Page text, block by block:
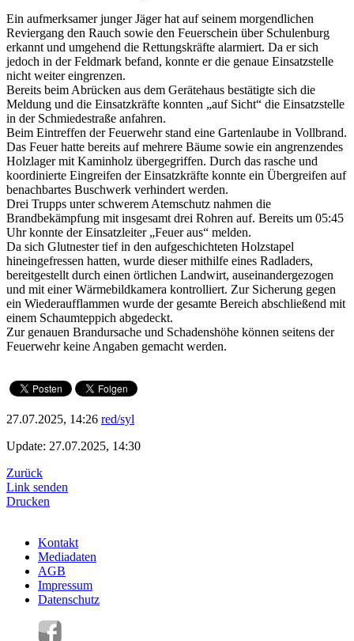
Ein aufmerksamer junger Jäger hat auf seinem morgendlichen
Reviergang den Rauch sowie den Feuerschein über Schulenburg
erkannt und umgehend die Rettungskräfte alarmiert. Da er sich
jedoch in der Feldmark befand, konnte er die genaue Einsatzstelle
nicht weiter eingrenzen.
Bereits beim Abrücken aus dem Gerätehaus bestätigte sich die
Meldung und die Einsatzkräfte konnten „auf Sicht“ die Einsatzstelle
in der Schmiedestraße anfahren.
Beim Eintreffen der Feuerwehr stand eine Gartenlaube in Vollbrand.
Das Feuer hatte bereits auf mehrere Bäume sowie ein angrenzendes
Holzlager mit Kaminholz übergegriffen. Durch das rasche und
koordinierte Eingreifen der Einsatzkräfte konnte ein Übergreifen auf
benachbartes Buschwerk verhindert werden.
Drei Trupps unter schwerem Atemschutz nahmen die
Brandbekämpfung mit insgesamt drei Rohren auf. Bereits um 05:45
Uhr konnte der Einsatzleiter „Feuer aus“ melden.
Da sich Glutnester tief in den aufgeschichteten Holzstapel
hineingefressen hatten, wurde dieser mithilfe eines Radladers,
bereitgestellt durch einen örtlichen Landwirt, auseinandergezogen
und mit einer Wärmebildkamera kontrolliert. Zur Sicherung gegen
ein Wiederaufflammen wurde der gesamte Bereich abschließend mit
einem Schaumteppich abgedeckt.
Zur genauen Brandursache und Schadenshöhe können seitens der
Feuerwehr keine Angaben gemacht werden.
27.07.2025, 14:26 red/syl
Update: 27.07.2025, 14:30
Zurück
Link senden
Drucken
Kontakt
Mediadaten
AGB
Impressum
Datenschutz